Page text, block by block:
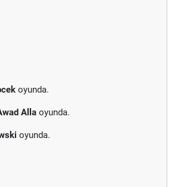
oyunda.
Alla oyunda.
oyunda.